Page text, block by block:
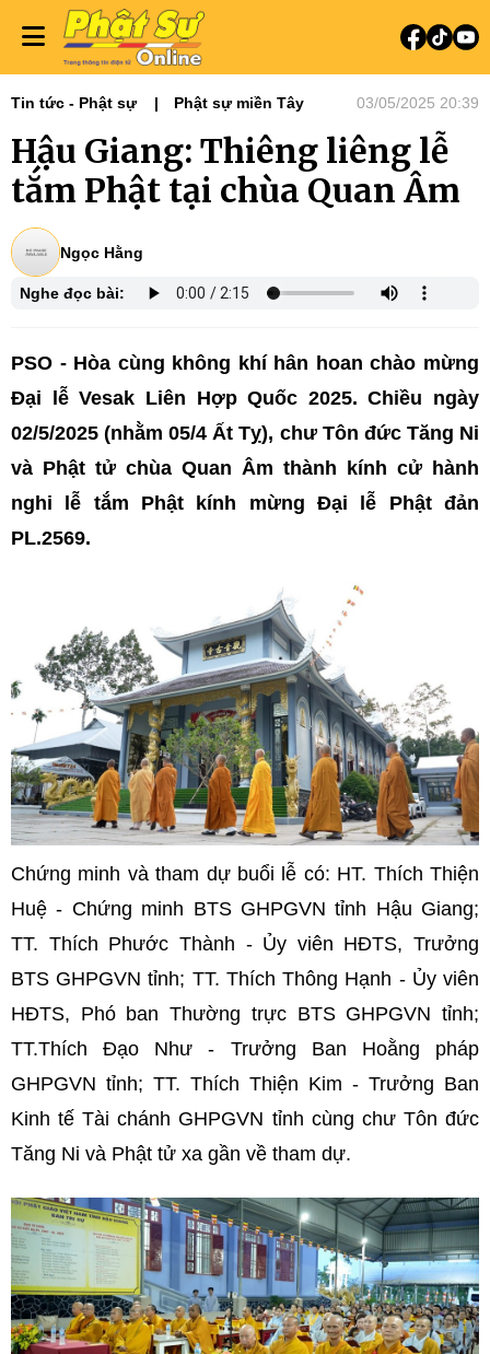
Tin tức - Phật sự Phật sự miền Tây 03/05/2025 20:39
Hậu Giang: Thiêng liêng lễ
tắm Phật tại chùa Quan Âm
Ngọc Hằng
Nghe đọc bài:
PSO - Hòa cùng không khí hân hoan chào mừng
Đại lễ Vesak Liên Hợp Quốc 2025. Chiều ngày
02/5/2025 (nhằm 05/4 Ất Tỵ), chư Tôn đức Tăng Ni
và Phật tử chùa Quan Âm thành kính cử hành
nghi lễ tắm Phật kính mừng Đại lễ Phật đản
PL.2569.
Chứng minh và tham dự buổi lễ có: HT. Thích Thiện
Huệ - Chứng minh BTS GHPGVN tỉnh Hậu Giang;
TT. Thích Phước Thành - Ủy viên HĐTS, Trưởng
BTS GHPGVN tỉnh; TT. Thích Thông Hạnh - Ủy viên
HĐTS, Phó ban Thường trực BTS GHPGVN tỉnh;
TT.Thích Đạo Như - Trưởng Ban Hoằng pháp
GHPGVN tỉnh; TT. Thích Thiện Kim - Trưởng Ban
Kinh tế Tài chánh GHPGVN tỉnh cùng chư Tôn đức
Tăng Ni và Phật tử xa gần về tham dự.